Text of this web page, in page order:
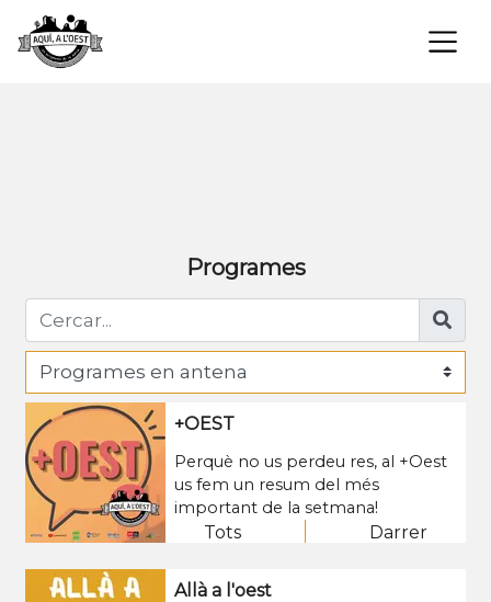
×
Programes
+OEST
Perquè no us perdeu res, al +Oest
us fem un resum del més
important de la setmana!
Tots Darrer
Allà a l'oest